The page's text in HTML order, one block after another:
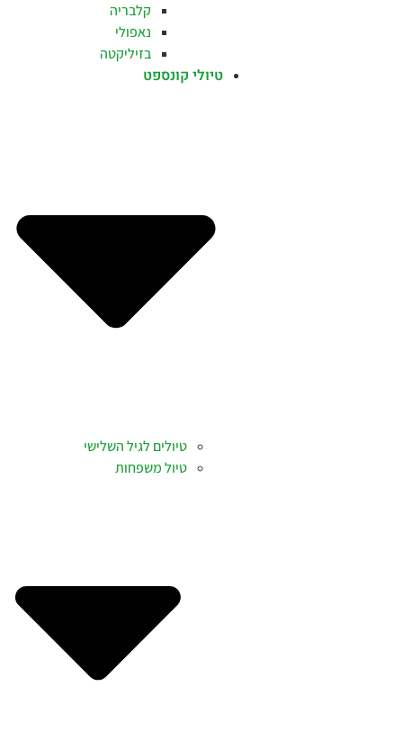
קלבריה
נאפולי
בזיליקטה
טיולי קונספט
טיולים לגיל השלישי
טיול משפחות